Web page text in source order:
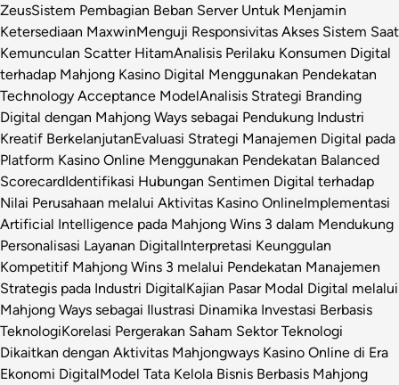
ZeusSistem Pembagian Beban Server Untuk Menjamin
Ketersediaan MaxwinMenguji Responsivitas Akses Sistem Saat
Kemunculan Scatter HitamAnalisis Perilaku Konsumen Digital
terhadap Mahjong Kasino Digital Menggunakan Pendekatan
Technology Acceptance ModelAnalisis Strategi Branding
Digital dengan Mahjong Ways sebagai Pendukung Industri
Kreatif BerkelanjutanEvaluasi Strategi Manajemen Digital pada
Platform Kasino Online Menggunakan Pendekatan Balanced
ScorecardIdentifikasi Hubungan Sentimen Digital terhadap
Nilai Perusahaan melalui Aktivitas Kasino OnlineImplementasi
Artificial Intelligence pada Mahjong Wins 3 dalam Mendukung
Personalisasi Layanan DigitalInterpretasi Keunggulan
Kompetitif Mahjong Wins 3 melalui Pendekatan Manajemen
Strategis pada Industri DigitalKajian Pasar Modal Digital melalui
Mahjong Ways sebagai Ilustrasi Dinamika Investasi Berbasis
TeknologiKorelasi Pergerakan Saham Sektor Teknologi
Dikaitkan dengan Aktivitas Mahjongways Kasino Online di Era
Ekonomi DigitalModel Tata Kelola Bisnis Berbasis Mahjong